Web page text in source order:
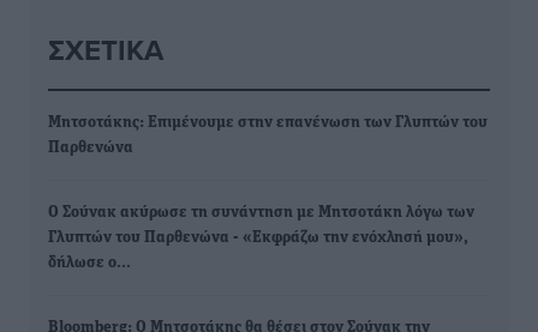
ΣΧΕΤΙΚΆ
Μητσοτάκης: Επιμένουμε στην επανένωση των Γλυπτών του
Παρθενώνα
Ο Σούνακ ακύρωσε τη συνάντηση με Μητσοτάκη λόγω των
Γλυπτών του Παρθενώνα - «Εκφράζω την ενόχλησή μου»,
δήλωσε ο…
Βloomberg: Ο Μητσοτάκης θα θέσει στον Σούνακ την